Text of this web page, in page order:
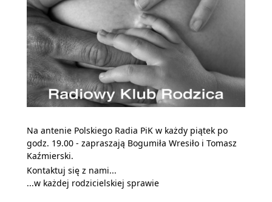
Na antenie Polskiego Radia PiK w każdy piątek po
godz. 19.00 - zapraszają Bogumiła Wresiło i Tomasz
Kaźmierski.
Kontaktuj się z nami...
...w każdej rodzicielskiej sprawie